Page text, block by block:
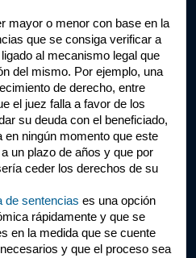
mayor o menor con base en la
que se consiga verificar a
al mecanismo legal que
del mismo. Por ejemplo, una
de derecho, entre
el juez falla a favor de los
su deuda con el beneficiado,
ningún momento que este
un plazo de años y que por
ceder los derechos de su
de sentencias es una opción
rápidamente y que se
en la medida que se cuente
y que el proceso sea